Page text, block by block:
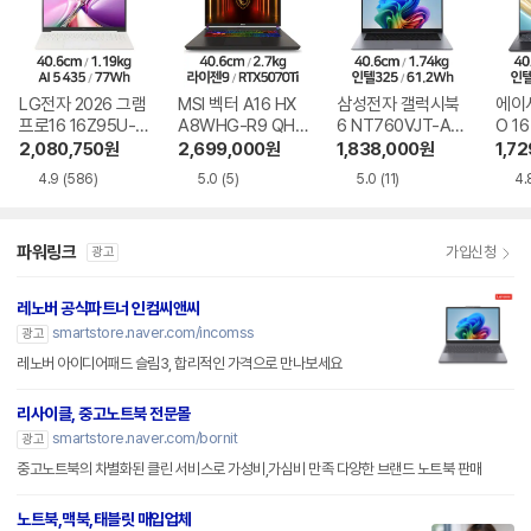
LG전자 2026 그램
프로16 16Z95U-G
S5WK
2,080,750원
4.9 (586)
MSI 벡터 A16 HX
A8WHG-R9 QHD
+
2,699,000원
5.0 (5)
삼성전자 갤럭시북
6 NT760VJT-A51
A
1,838,000원
5.0 (11)
에이
O
1-
파워링크 광고 가입신청
레노버 공식파트너 인컴씨앤씨
광고 smartstore.naver.com/incomss
레노버 아이디어패드 슬림3, 합리적인 가격으로 만나보세요
리사이클, 중고노트북 전문몰
광고 smartstore.naver.com/bornit
중고노트북의 차별화된 클린 서비스로 가성비,가심비 만족 다양한 브랜드 노트북 판매
노트북,맥북,태블릿 매입업체